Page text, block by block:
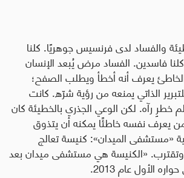
والفساد لدى فرنسيس جوهريًا. كلنا
فاسدين. الفساد مرض يُبعد الإنسان
يعرف أنه أخطأ ويطلب الصفح؛
الذاتي يمنعه من رؤية شرّه. كانت
خطرٍ رآه. لكن الوعي الجذري بالخطيئة كان
يعرف نفسه خاطئًا يمكنه أن يتذوق
«مستشفى الميدان»: كنيسة تعالج
وتقترب. «الكنيسة هي مستشفى ميدان بعد
الأول عام 2013 .